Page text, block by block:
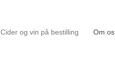
Cider og vin på bestilling Om os